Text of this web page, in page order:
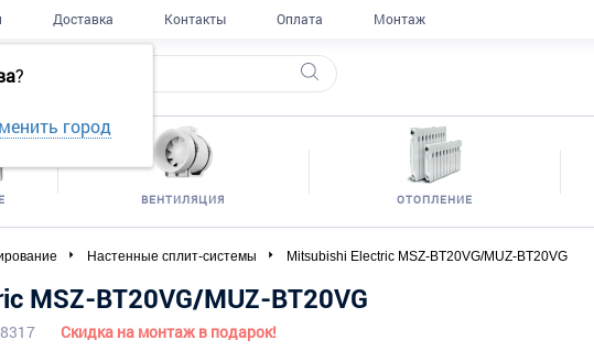
?
город
Доставка Контакты Оплата Монтаж
ВЕНТИЛЯЦИЯ ОТОПЛЕНИЕ
Настенные сплит-системы Mitsubishi Electric MSZ-BT20VG/MUZ-BT20VG
MSZ-BT20VG/MUZ-BT20VG
Скидка на монтаж в подарок!